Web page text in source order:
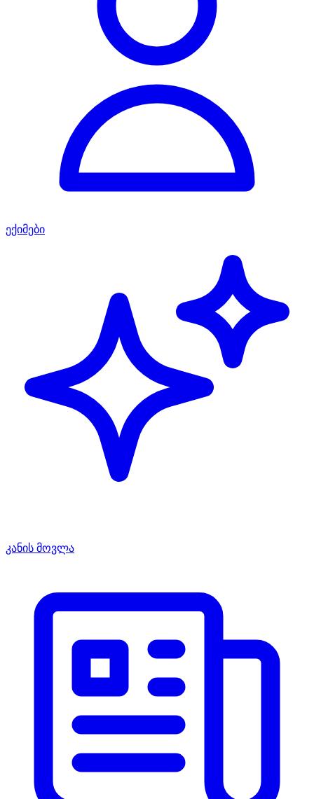
ექიმები
კანის მოვლა